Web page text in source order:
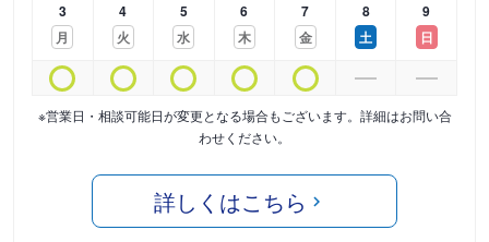
3
月
4
火
5
水
6
木
7
金
8
土
9
日
※営業日・相談可能日が変更となる場合もございます。詳細はお問い合
わせください。
詳しくはこちら